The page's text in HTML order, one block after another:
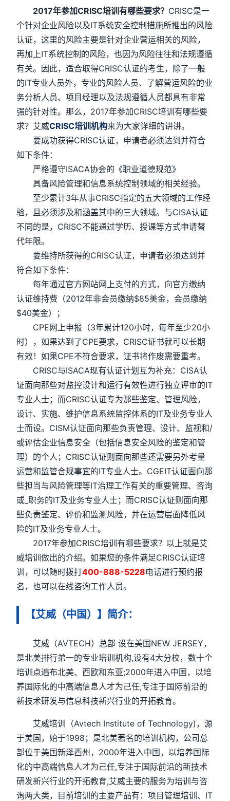
2017年参加CRISC培训有哪些要求？ CRISC是一
个针对企业风险以及IT系统安全控制措施所推出的风险
认证，这里的风险主要是针对企业营运相关的风险，
再加上IT系统控制的风险，也因为风险往往和法规遵循
有关。因此，适合取得CRISC认证的考生，除了一般
的IT专业人员外，专业的风险人员、了解营运风险的业
务分析人员、项目经理以及法规遵循人员都具有非常
强的针对性。那么，2017年参加CRISC培训有哪些要
求？艾威CRISC培训机构来为大家详细的讲讲。
要成功获得CRISC认证，申请者必须达到并符合
如下条件：
严格遵守ISACA协会的《职业道德规范》
具备风险管理和信息系统控制领域的相关经验。
至少累计3年从事CRISC指定的五大领域的工作经
验，且必须涉及和涵盖其中的三大领域。与CISA认证
不同的是，CRISC不能通过学历、授课等方式申请替
代年限。
要维持所获得的CRISC认证，申请者必须达到并
符合如下条件：
每年通过官方网站网上支付的方式，向官方缴纳
认证维持费（2012年非会员缴纳$85美金，会员缴纳
$40美金）；
CPE网上申报（3年累计120小时，每年至少20小
时），如果达到了CPE要求，CRISC证书就可以长期
有效！如果CPE不符合要求，证书将作废需要重考。
CRISC与ISACA现有认证计划互为补充：CISA认
证面向那些对监控设计和运行有效性进行独立评审的IT
专业人士；而CRISC认证专为那些鉴定、管理风险，
设计、实施、维护信息系统监控体系的IT及业务专业人
士而设。CISM认证面向那些负责管理、设计、监视和/
或评估企业信息安全（包括信息安全风险的鉴定和管
理）的个人；CRISC认证则面向那些还需要另外考量
运营和监管合规事宜的IT专业人士。CGEIT认证面向那
些担当与风险管理等IT治理工作有关的重要管理、咨询
或_职务的IT及业务专业人士；而CRISC认证则面向那
些负责鉴定、评价和监测风险，并在运营层面降低风
险的IT及业务专业人士。
2017年参加CRISC培训有哪些要求？以上就是艾
威培训做出的介绍。如果您的条件满足CRISC认证培
训，可以随时拨打400-888-5228电话进行预约报
名，也可以在线咨询工作人员。
【艾威（中国）】简介：
艾威（AVTECH）总部 设在美国NEW JERSEY，
是北美排行弟一的专业培训机构,设有4大分校，数十个
培训点遍布北美、西欧和东亚;2000年进入中国，以培
养国际化的中高端信息人才为己任,专注于国际前沿的
新技术研发与信息科技新兴行业的开拓教育。
艾威培训（Avtech Institute of Technology)，源
于美国，始于1998；是北美著名的培训机构，公司总
部位于美国新泽西州，2000年进入中国，以培养国际
化的中高端信息人才为己任,专注于国际前沿的新技术
研发新兴行业的开拓教育,艾威主要的服务为培训与咨
询两大类，目前培训的主要产品有：项目管理培训、IT